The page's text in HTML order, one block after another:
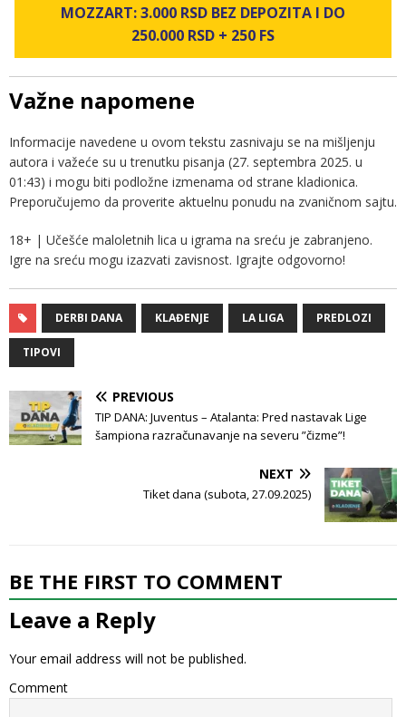
MOZZART: 3.000 RSD BEZ DEPOZITA I DO
250.000 RSD + 250 FS
Važne napomene
Informacije navedene u ovom tekstu zasnivaju se na mišljenju
autora i važeće su u trenutku pisanja (27. septembra 2025. u
01:43) i mogu biti podložne izmenama od strane kladionica.
Preporučujemo da proverite aktuelnu ponudu na zvaničnom sajtu.
18+ | Učešće maloletnih lica u igrama na sreću je zabranjeno.
Igre na sreću mogu izazvati zavisnost. Igrajte odgovorno!
DERBI DANA KLAĐENJE LA LIGA PREDLOZI
TIPOVI
PREVIOUS
TIP DANA: Juventus – Atalanta: Pred nastavak Lige
šampiona razračunavanje na severu ”čizme”!
NEXT
Tiket dana (subota, 27.09.2025)
BE THE FIRST TO COMMENT
Leave a Reply
Your email address will not be published.
Comment